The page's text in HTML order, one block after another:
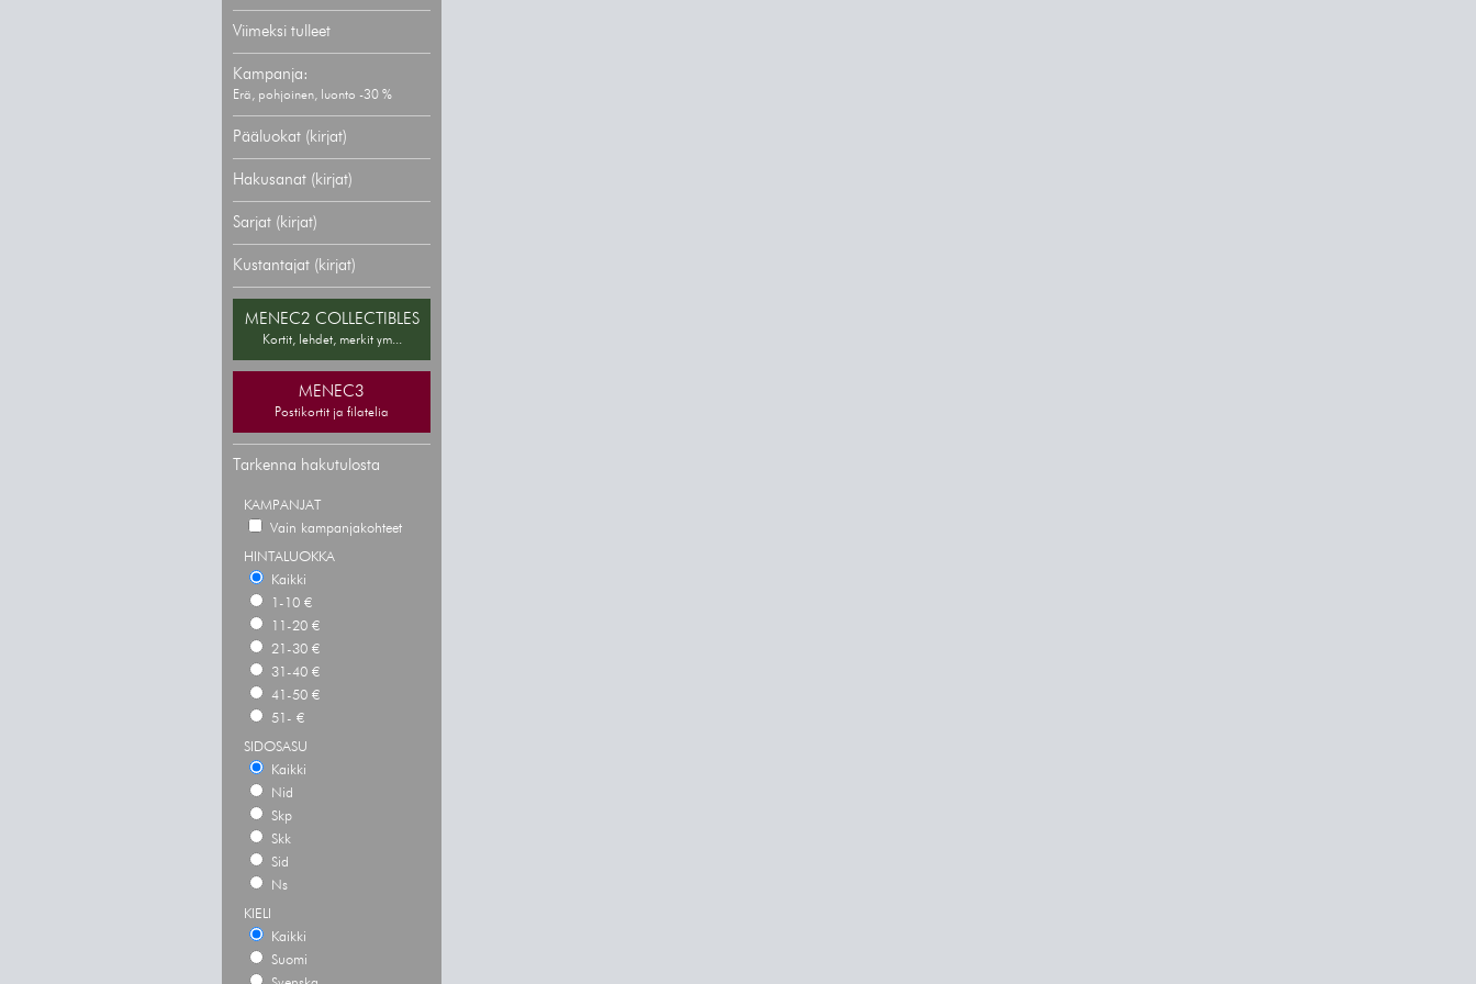
Viimeksi tulleet
Kampanja:
Erä, pohjoinen, luonto -30 %
Pääluokat (kirjat)
Hakusanat (kirjat)
Sarjat (kirjat)
Kustantajat (kirjat)
MENEC2 COLLECTIBLES
Kortit, lehdet, merkit ym...
MENEC3
Postikortit ja filatelia
Tarkenna hakutulosta
KAMPANJAT
Vain kampanjakohteet
HINTALUOKKA
Kaikki
1-10 €
11-20 €
21-30 €
31-40 €
41-50 €
51- €
SIDOSASU
Kaikki
Nid
Skp
Skk
Sid
Ns
KIELI
Kaikki
Suomi